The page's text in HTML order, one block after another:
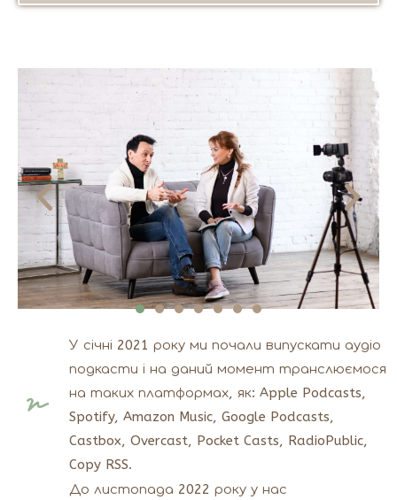
У січні 2021 року ми почали випускати аудіо
подкасти і на даний момент транслюємося
на таких платформах, як: Apple Podcasts,
Spotify, Amazon Music, Google Podcasts,
Castbox, Overcast, Pocket Casts, RadioPublic,
Copy RSS.
До листопада 2022 року у нас